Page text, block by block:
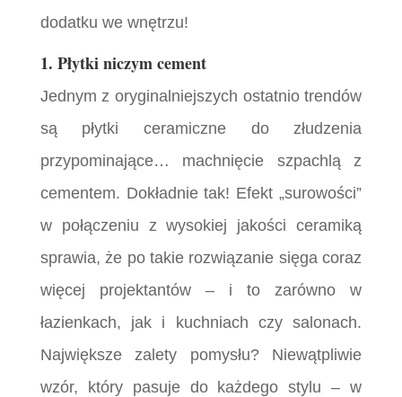
dodatku we wnętrzu!
1. Płytki niczym cement
Jednym z oryginalniejszych ostatnio trendów
są płytki ceramiczne do złudzenia
przypominające… machnięcie szpachlą z
cementem. Dokładnie tak! Efekt „surowości”
w połączeniu z wysokiej jakości ceramiką
sprawia, że po takie rozwiązanie sięga coraz
więcej projektantów – i to zarówno w
łazienkach, jak i kuchniach czy salonach.
Największe zalety pomysłu? Niewątpliwie
wzór, który pasuje do każdego stylu – w